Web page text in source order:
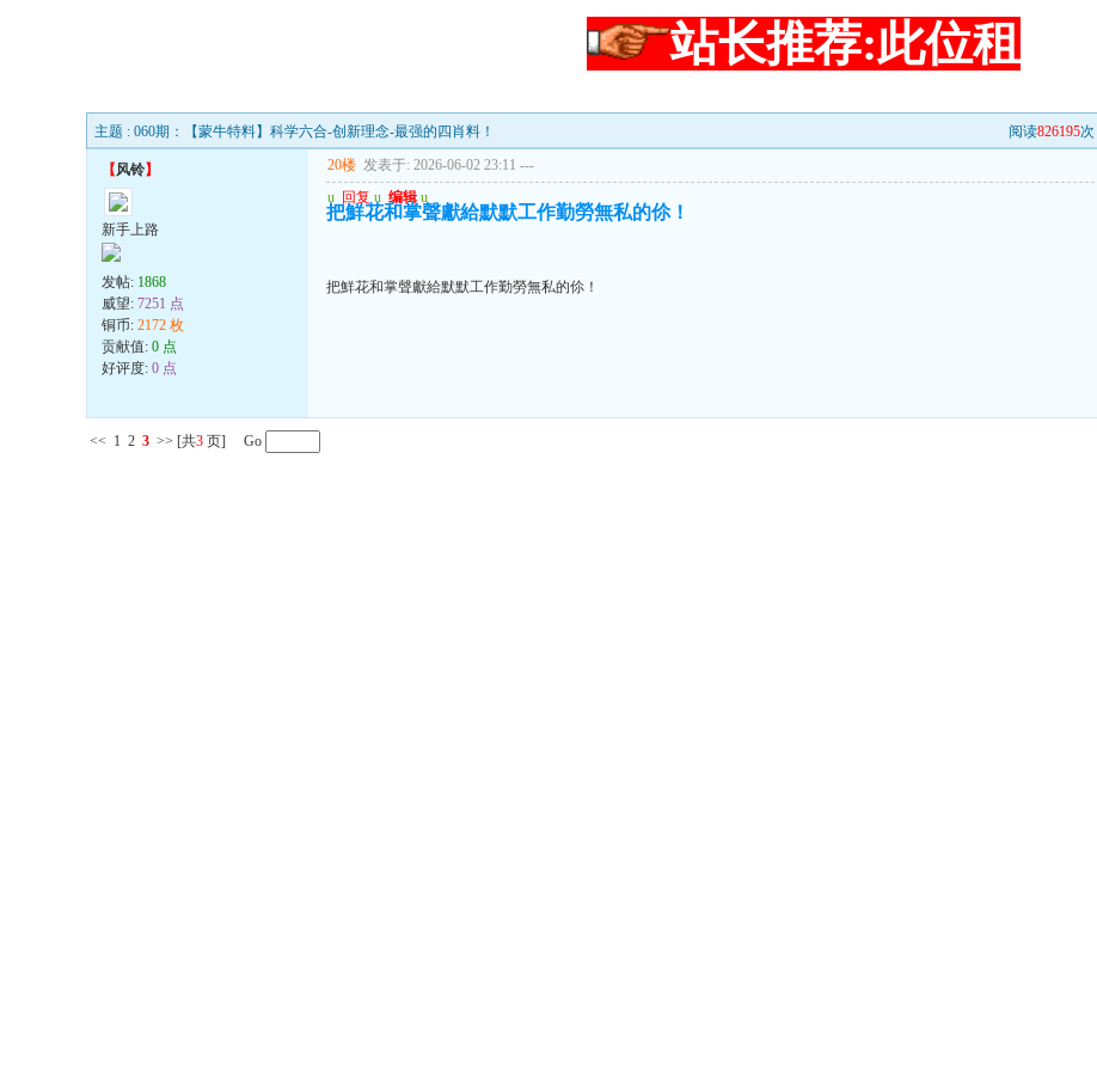
站长推荐:此位租
主题 : 060期：【蒙牛特料】科学六合-创新理念-最强的四肖料！ 阅读826195次 |
【风铃】
新手上路
发帖: 1868
威望: 7251 点
铜币: 2172 枚
贡献值: 0 点
好评度: 0 点
20楼 发表于: 2026-06-02 23:11 ---
u 回复 u 编辑 u
把鮮花和掌聲獻給默默工作勤勞無私的伱！
把鮮花和掌聲獻給默默工作勤勞無私的伱！
<< 1 2 3 >> [共3 页] Go